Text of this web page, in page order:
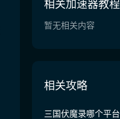
相关加速器教程
暂无相关内容
相关攻略